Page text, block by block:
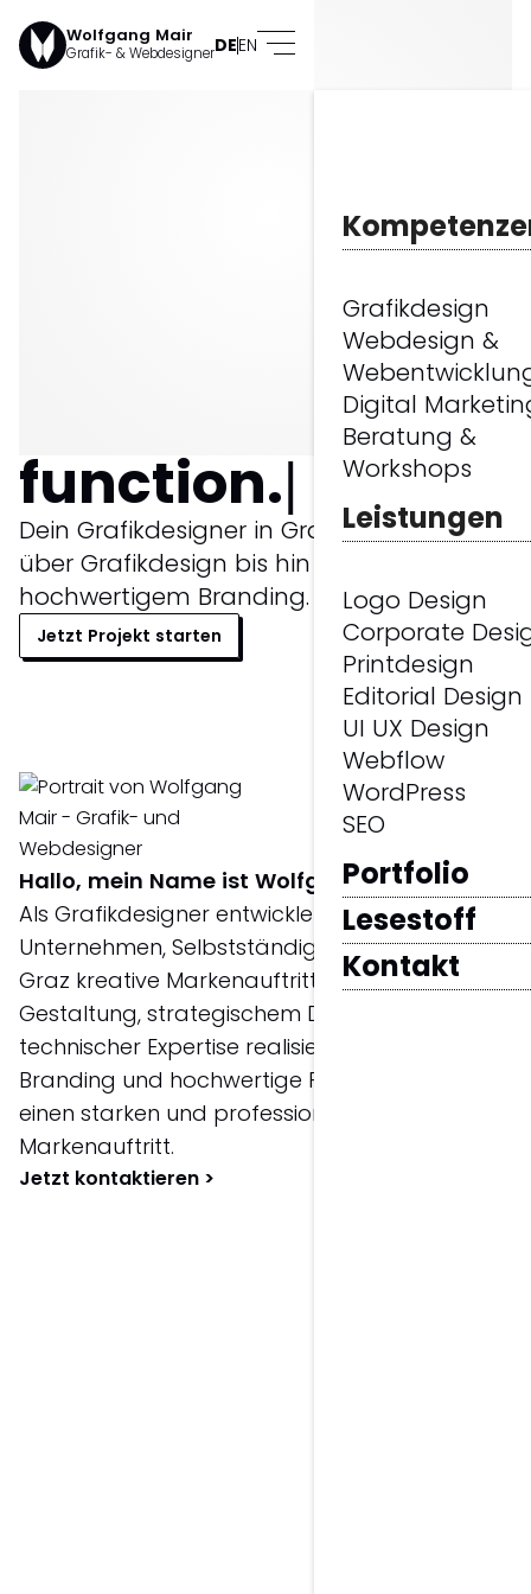
Wolfgang Mair
Grafik- & WebdesignerDEEN
Grafikdesign
Webdesign &
Digital
Beratung &
Workshops
Leistungen
Logo Design
Corporate
Printdesign
Editorial Design
UI UX Design
Webflow
WordPress
SEO
Portfolio
Lesestoff
Kontakt
function.
Dein Grafikdesigner in Graz: Von Logos
über Grafikdesign bis hin zu
hochwertigem Branding.
Jetzt Projekt starten
Hallo, mein Name ist Wolfgang Mair.
Als Grafikdesigner entwickle ich für
Unternehmen, Selbstständige und Start-ups in
Graz kreative Markenauftritte. Mit klarer
Gestaltung, strategischem Denken und
technischer Expertise realisiere ich Logos,
Branding und hochwertige Printprodukte – für
einen starken und professionellen
Markenauftritt.
Jetzt kontaktieren >